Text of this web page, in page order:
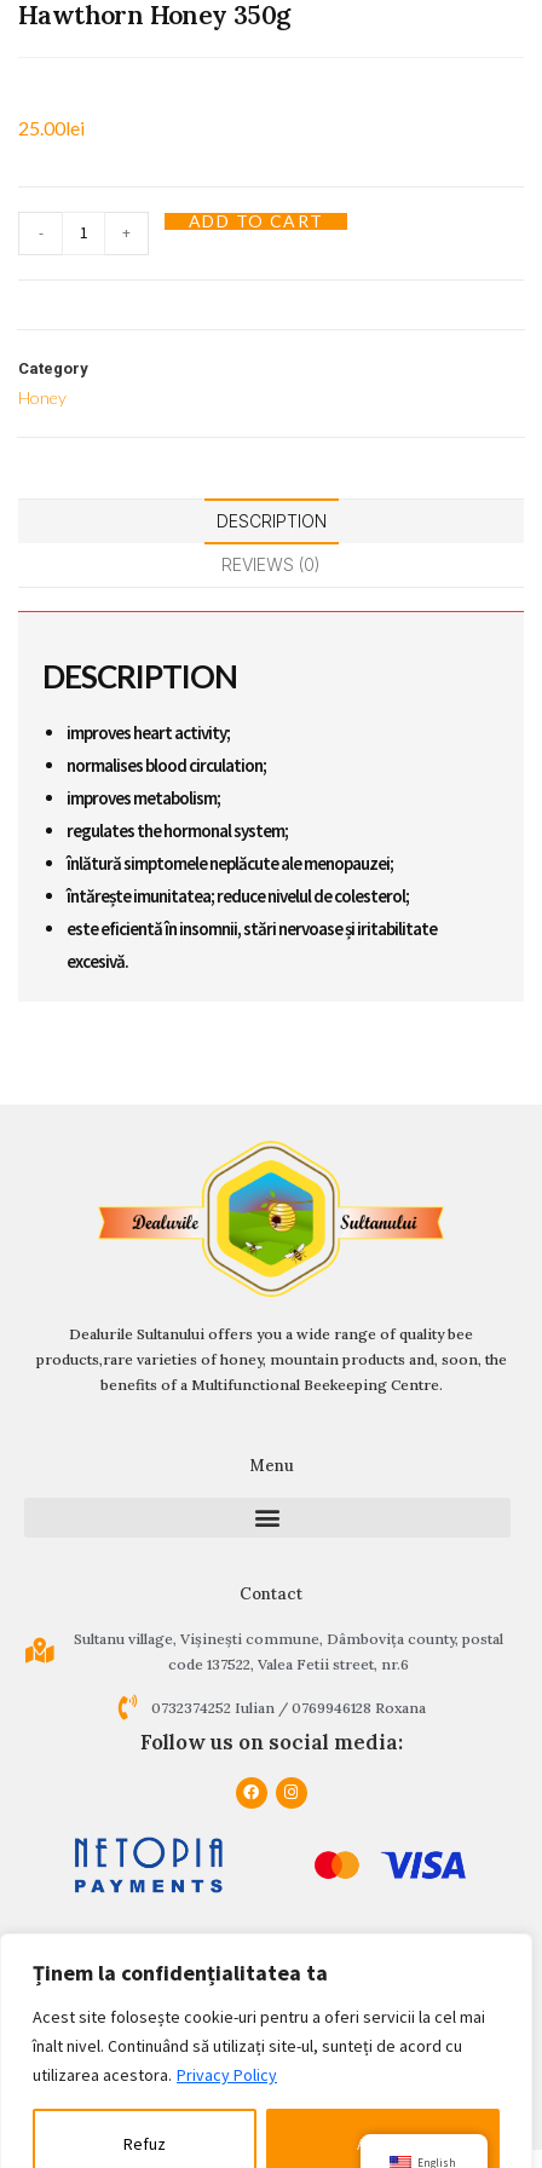
Ținem la confidențialitatea ta
Acest site folosește cookie-uri pentru a oferi servicii la cel mai
înalt nivel. Continuând să utilizați site-ul, sunteți de acord cu
utilizarea acestora. Privacy Policy
Refuz Accept
Hawthorn Honey 350g
25.00lei
- +
ADD TO CART
Category
Honey
DESCRIPTION
REVIEWS (0)
DESCRIPTION
improves heart activity;
normalises blood circulation;
improves metabolism;
regulates the hormonal system;
înlătură simptomele neplăcute ale menopauzei;
întărește imunitatea; reduce nivelul de colesterol;
este eficientă în insomnii, stări nervoase și iritabilitate
excesivă.
Dealurile Sultanului offers you a wide range of quality bee
products,rare varieties of honey, mountain products and, soon, the
benefits of a Multifunctional Beekeeping Centre.
Menu
Contact
Sultanu village, Vișinești commune, Dâmbovița county, postal
code 137522, Valea Fetii street, nr.6
0732374252 Iulian / 0769946128 Roxana
Follow us on social media:
Terms and Conditions
English